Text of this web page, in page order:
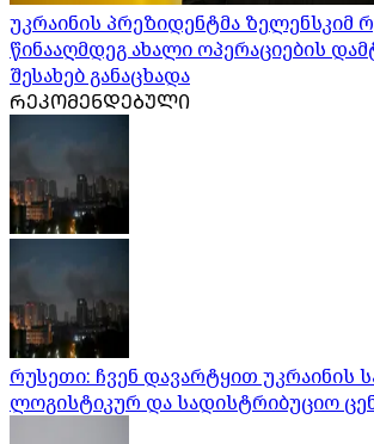
უკრაინის პრეზიდენტმა ზელენსკიმ
წინააღმდეგ ახალი ოპერაციების
შესახებ განაცხადა
ᲠᲔᲙᲝᲛᲔᲜᲓᲔᲑᲣᲚᲘ
რუსეთი: ჩვენ დავარტყით უკრაინის
ლოგისტიკურ და სადისტრიბუციო